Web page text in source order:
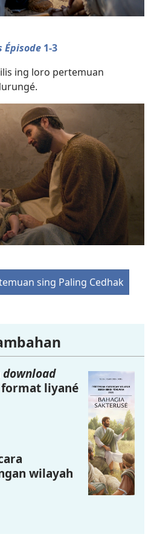
Épisode 1-3
ing loro pertemuan
sing Paling Cedhak
download
liyané
wilayah